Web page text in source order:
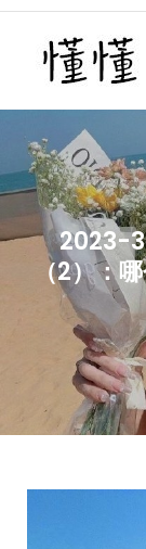
Skip
content
2023-
（2）：